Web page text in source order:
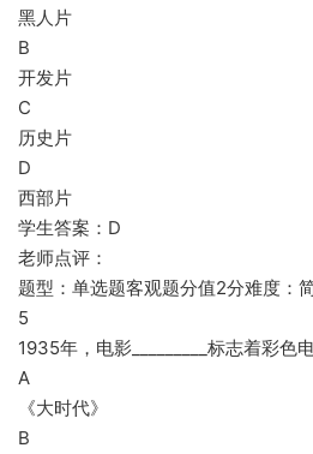
黑人片
B
开发片
C
历史片
D
西部片
学生答案：D
老师点评：
题型：单选题客观题分值2分难度：
5
1935年，电影_________标志着彩色
A
《大时代》
B